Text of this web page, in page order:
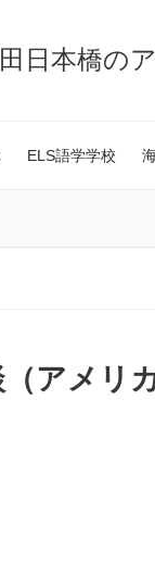
日本橋の
ELS語学学校
アメリカ